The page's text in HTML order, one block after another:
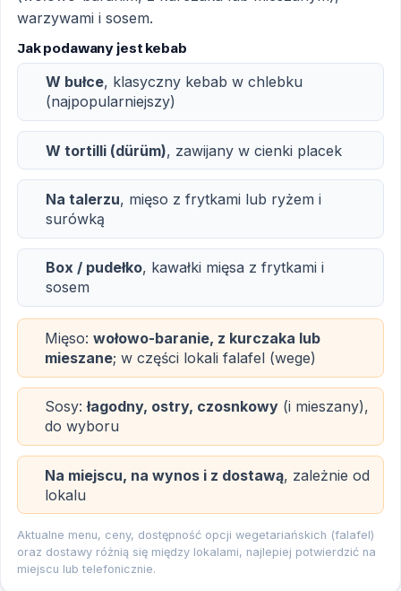
warzywami i sosem.
Jak podawany jest kebab
W bułce, klasyczny kebab w chlebku
(najpopularniejszy)
W tortilli (dürüm), zawijany w cienki placek
Na talerzu, mięso z frytkami lub ryżem i
surówką
Box / pudełko, kawałki mięsa z frytkami i
sosem
Mięso:wołowo-baranie, z kurczaka lub
mieszane; w części lokali falafel (wege)
Sosy:łagodny, ostry, czosnkowy (i mieszany),
do wyboru
Na miejscu, na wynos i z dostawą, zależnie od
lokalu
Aktualne menu, ceny, dostępność opcji wegetariańskich (falafel)
oraz dostawy różnią się między lokalami, najlepiej potwierdzić na
miejscu lub telefonicznie.